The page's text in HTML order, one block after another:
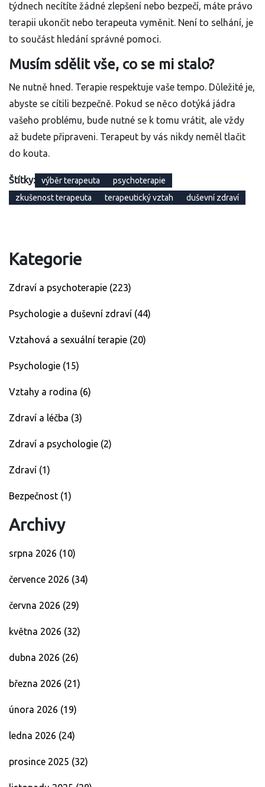
týdnech necítíte žádné zlepšení nebo bezpečí, máte právo
terapii ukončit nebo terapeuta vyměnit. Není to selhání, je
to součást hledání správné pomoci.
Musím sdělit vše, co se mi stalo?
Ne nutně hned. Terapie respektuje vaše tempo. Důležité je,
abyste se cítili bezpečně. Pokud se něco dotýká jádra
vašeho problému, bude nutné se k tomu vrátit, ale vždy
až budete připraveni. Terapeut by vás nikdy neměl tlačit
do kouta.
Štítky: výběr terapeuta
psychoterapie
zkušenost terapeuta
terapeutický vztah duševní zdraví
Kategorie
Zdraví a psychoterapie (223)
Psychologie a duševní zdraví (44)
Vztahová a sexuální terapie (20)
Psychologie (15)
Vztahy a rodina (6)
Zdraví a léčba (3)
Zdraví a psychologie (2)
Zdraví (1)
Bezpečnost (1)
Archivy
srpna 2026 (10)
července 2026 (34)
června 2026 (29)
května 2026 (32)
dubna 2026 (26)
března 2026 (21)
února 2026 (19)
ledna 2026 (24)
prosince 2025 (32)